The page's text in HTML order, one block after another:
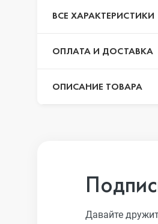
iPhone 13 Pro
iPhone 13
ВСЕ ХАРАКТЕРИСТИКИ
ОПЛАТА И ДОСТАВКА
ОПИСАНИЕ ТОВАРА
Давайте